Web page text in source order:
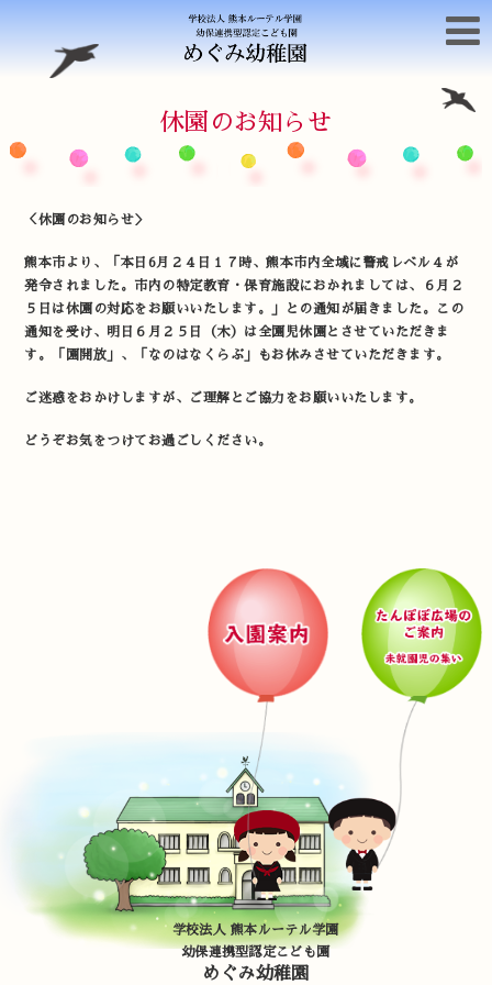
休園のお知らせ
＜休園のお知らせ＞
熊本市より、「本日6月２４日１７時、熊本市内全域に警戒レベル４が
発令されました。市内の特定教育・保育施設におかれましては、６月２
５日は休園の対応をお願いいたします。」との通知が届きました。この
通知を受け、明日６月２５日（木）は全園児休園とさせていただきま
す。「園開放」、「なのはなくらぶ」もお休みさせていただきます。
ご迷惑をおかけしますが、ご理解とご協力をお願いいたします。
どうぞお気をつけてお過ごしください。
学校法人 熊本ルーテル学園
幼保連携型認定こども園
めぐみ幼稚園